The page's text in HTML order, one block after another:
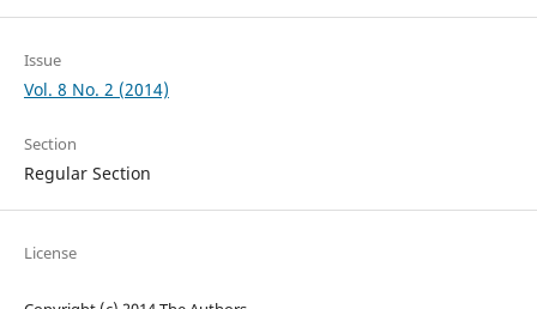
Issue
Vol. 8 No. 2 (2014)
Section
Regular Section
License